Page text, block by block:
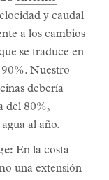
y caudal
a los cambios
se traduce en
90%. Nuestro
debería
del 80%,
al año.
En la costa
una extensión